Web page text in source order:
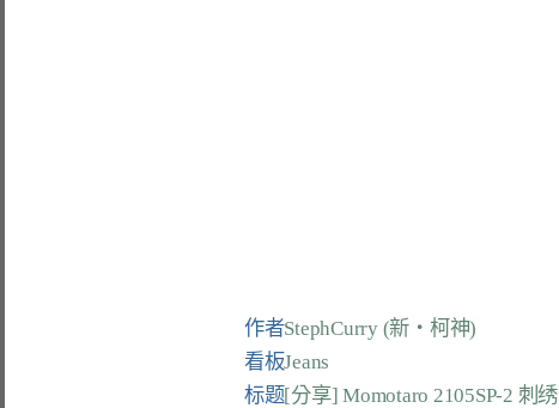
作者StephCurry (新‧柯神)
看板Jeans
标题[分享] Momotaro 2105SP-2 刺绣